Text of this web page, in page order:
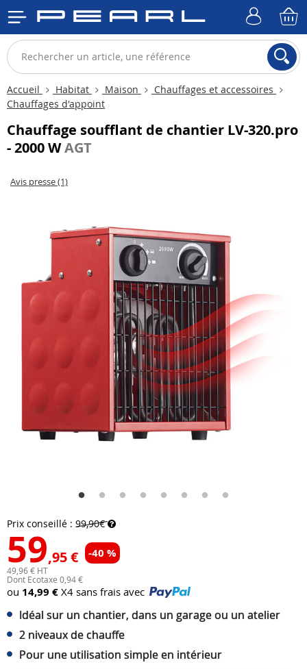
Accueil Habitat Maison
Chauffages et accessoires
Chauffages d'appoint
Chauffage soufflant de chantier LV-320.pro
- 2000 WAGT
Avis presse (1)
Prix conseillé : 99,90€
59,95 € -40 %
49,96 € HT
Dont Ecotaxe 0,94 €
ou 14,99 € X4 sans frais avec
Idéal sur un chantier, dans un garage ou un atelier
2 niveaux de chauffe
Pour une utilisation simple en intérieur